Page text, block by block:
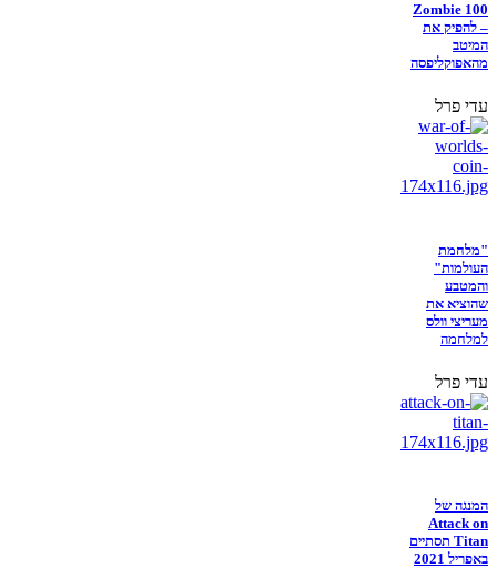
Zombie 100
– להפיק את
המיטב
מהאפוקליפסה
עדי פרל
"מלחמת
העולמות"
והמטבע
שהוציא את
מעריצי וולס
למלחמה
עדי פרל
המנגה של
Attack on
Titan תסתיים
באפריל 2021